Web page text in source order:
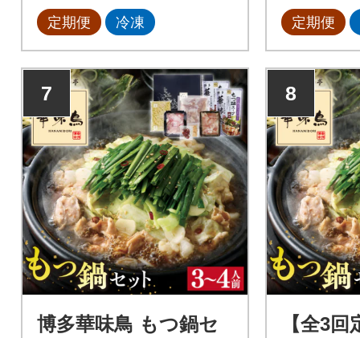
定期便 冷凍 定期便
7
博多華味鳥 もつ鍋セ
8
【全3